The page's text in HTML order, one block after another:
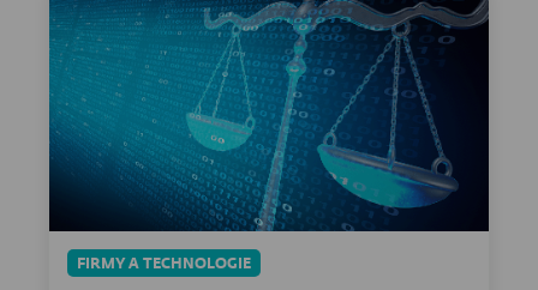
FIRMY A TECHNOLOGIE